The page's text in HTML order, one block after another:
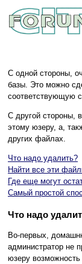
С одной стороны,
базы. Это можно
соответствующую
С другой стороны,
этому юзеру, а,
других файлах.
Что надо удалить?
Найти все эти
Где еще могут
Самый простой
Что надо
Во-первых,
администратор не
юзеру